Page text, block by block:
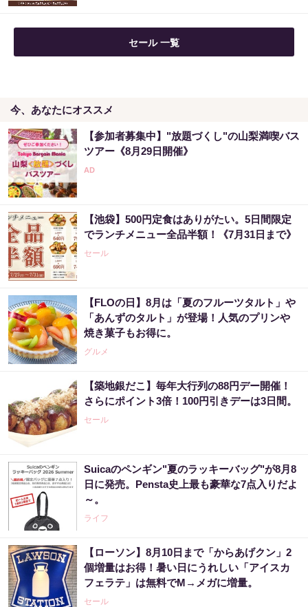
「2027年の宝くじ当選者は〇〇です」占い師
Amazon今日も見逃せない！80%OFF以上が
続々登場
PR（Amazon）
PR（ハーブ健康本舗）
セール 一覧
今、あなたにオススメ
【参加者募集中】"放題づくし"の山梨満喫バス
ツアー《8月29日開催》
【池袋】500円定食はありがたい。5日間限定
でランチメニュー全品半額！《7月31日まで》
セール
【FLOの日】8月は「夏のフルーツタルト」や
「あんずのタルト」が登場！人気のプリンや
焼き菓子もお得に。
グルメ
【築地銀だこ】毎年大行列の88円デー開催！
さらにポイント3倍！100円引きデーは3日間。
セール
Suicaのペンギン"夏のラッキーバッグ"が8月8
日に発売。Pensta史上最も豪華な7点入りだよ
～。
ライフ
【ローソン】8月10日まで「からあげクン」2
個増量はお得！暑い日にうれしい「アイスカ
フェラテ」は無料でM→メガに増量。
セール